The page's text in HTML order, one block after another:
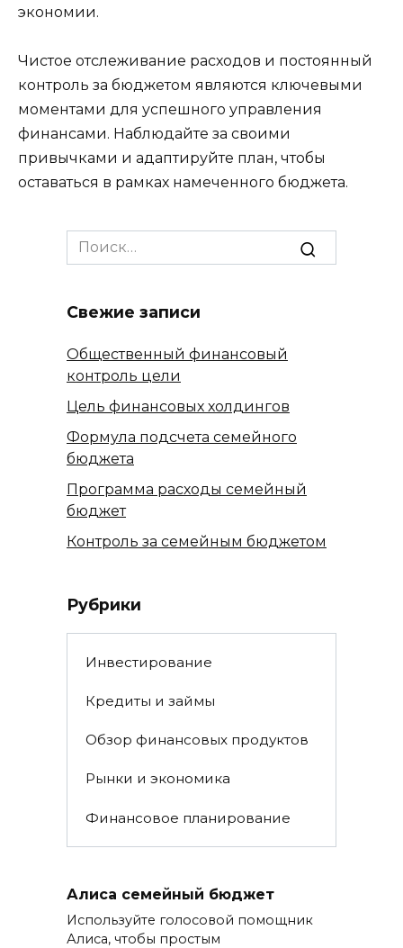
экономии.
Чистое отслеживание расходов и постоянный
контроль за бюджетом являются ключевыми
моментами для успешного управления
финансами. Наблюдайте за своими
привычками и адаптируйте план, чтобы
оставаться в рамках намеченного бюджета.
Search
for:
Свежие записи
Общественный финансовый
контроль цели
Цель финансовых холдингов
Формула подсчета семейного
бюджета
Программа расходы семейный
бюджет
Контроль за семейным бюджетом
Рубрики
Инвестирование
Кредиты и займы
Обзор финансовых продуктов
Рынки и экономика
Финансовое планирование
Алиса семейный бюджет
Используйте голосовой помощник
Алиса, чтобы простым